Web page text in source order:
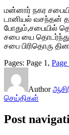
மன்னார் நகர
டானியல் வசந்தன்
போதும்,சபையில்
சபை யை தொடர்ந்து
சபை பிரிதொரு
Pages: Page 1 , Page
Author
செய்திகள்
Post